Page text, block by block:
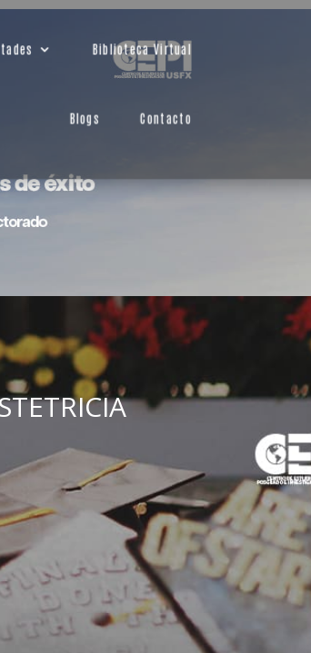
Biblioteca Virtual
Blogs Contacto